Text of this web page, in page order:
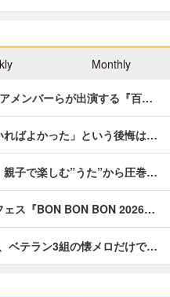
Monthly
メンバーらが出演する『百…
ばよかった」という後悔は…
子で楽しむ”うた”から圧巻…
ェス『BON BON BON 2026…
ベテラン3組の懐メロだけで…